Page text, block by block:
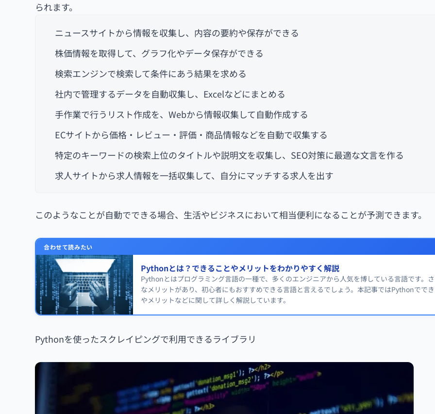
られます。
ニュースサイトから情報を収集し、内容の要約や保存ができる
株価情報を取得して、グラフ化やデータ保存ができる
検索エンジンで検索して条件にあう結果を求める
社内で管理するデータを自動収集し、Excelなどにまとめる
手作業で行うリスト作成を、Webから情報収集して自動作成する
ECサイトから価格・レビュー・評価・商品情報などを自動で収集する
特定のキーワードの検索上位のタイトルや説明文を収集し、SEO対策に最適な文言を作る
求人サイトから求人情報を一括収集して、自分にマッチする求人を出す
このようなことが自動でできる場合、生活やビジネスにおいて相当便利になることが予測できます。
合わせて読みたい
Pythonとは？できることやメリットをわかりやすく解説
Pythonとはプログラミング言語の一種で、多くのエンジニアから人気を博している言語です。
なメリットがあり、初心者にもおすすめできる言語と言えるでしょう。本記事ではPythonでで
やメリットなどに関して詳しく解説しています。
Pythonを使ったスクレイピングで利用できるライブラリ